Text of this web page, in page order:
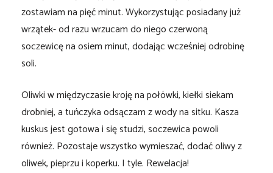
zostawiam na pięć minut. Wykorzystując posiadany już
wrzątek- od razu wrzucam do niego czerwoną
soczewicę na osiem minut, dodając wcześniej odrobinę
soli.
Oliwki w międzyczasie kroję na połówki, kiełki siekam
drobniej, a tuńczyka odsączam z wody na sitku. Kasza
kuskus jest gotowa i się studzi, soczewica powoli
również. Pozostaje wszystko wymieszać, dodać oliwy z
oliwek, pieprzu i koperku. I tyle. Rewelacja!